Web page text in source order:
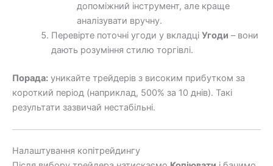
допоміжний інструмент, але краще
аналізувати вручну.
Перевірте поточні угоди у вкладці Угоди – вони
дають розуміння стилю торгівлі.
Порада: уникайте трейдерів з високим прибутком за
короткий період (наприклад, 500% за 10 днів). Такі
результати зазвичай нестабільні.
Налаштування копітрейдингу